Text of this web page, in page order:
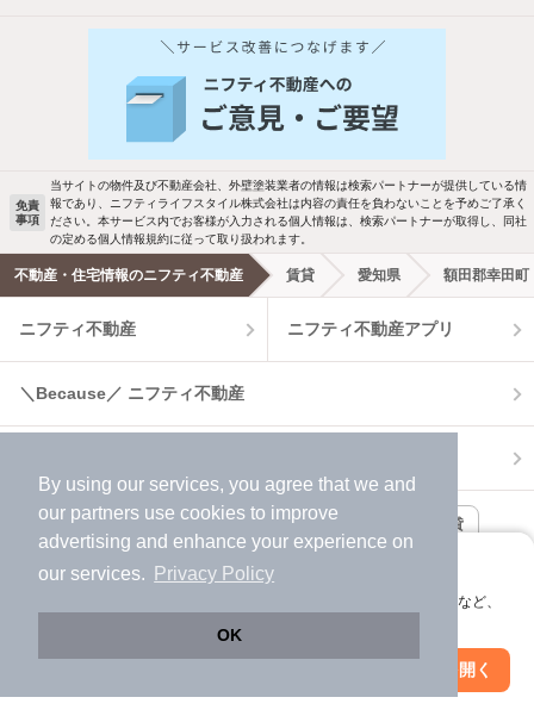
By using our services, you agree that we and
our partners use cookies to improve
advertising and enhance your experience on
our services.
Privacy Policy
OK
アプリに切り替えて、サクサクお部屋探し
会員登録なしですぐ使える。マップ検索やお気に入り保存など、
アプリを開く
絞り込み条件を変更
他の人はこんな条件で絞り込んでいます！
バス・トイレ別 2階以上
洗濯機置場あり 独立洗面台
エアコンあり 都市ガス
温水洗浄便座 オートロック
コンロ2口以上
新着のみ インターネット無料
該当件数:
15件
免責
事項
当サイトの物件及び不動産会社、外壁塗装業者の情報は検索パートナーが提供している情
報であり、ニフティライフスタイル株式会社は内容の責任を負わないことを予めご了承く
ださい。本サービス内でお客様が入力される個人情報は、検索パートナーが取得し、同社
の定める個人情報規約に従って取り扱われます。
不動産・住宅情報のニフティ不動産 賃貸 愛知県 額田郡幸田町
ニフティ不動産 ニフティ不動産アプリ
＼Because／ ニフティ不動産
月極駐車場 賃貸事務所・賃貸オフィス 貸店舗・店舗賃貸
貸し倉庫
中古一戸建て 中古マンション